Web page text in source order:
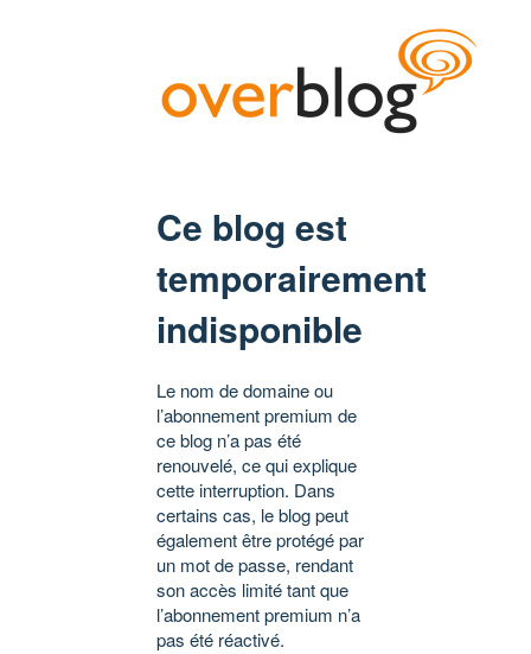
Ce blog est
temporairement
indisponible
Le nom de domaine ou
l’abonnement premium de
ce blog n’a pas été
renouvelé, ce qui explique
cette interruption. Dans
certains cas, le blog peut
également être protégé par
un mot de passe, rendant
son accès limité tant que
l’abonnement premium n’a
pas été réactivé.